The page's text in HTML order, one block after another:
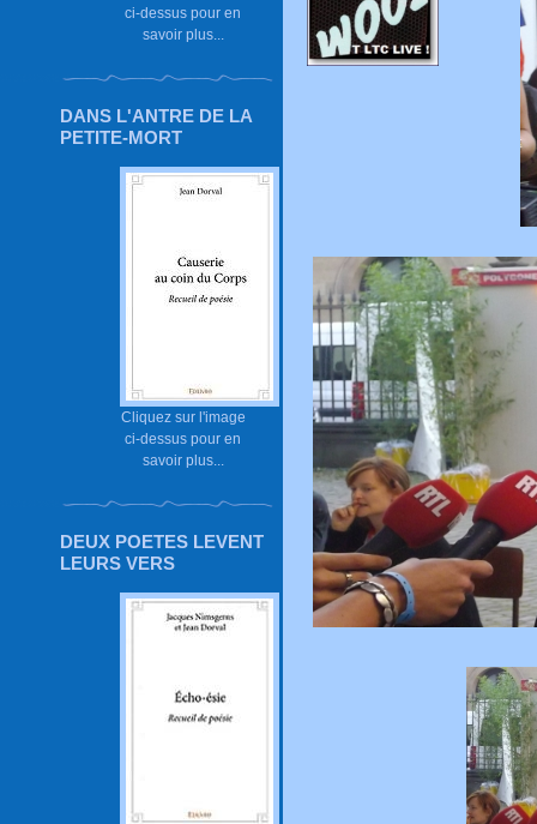
ci-dessus pour en
savoir plus...
DANS L'ANTRE DE LA
PETITE-MORT
Cliquez sur l'image
ci-dessus pour en
savoir plus...
DEUX POETES LEVENT
LEURS VERS